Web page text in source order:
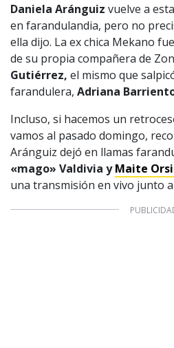
Daniela Aránguiz vuelve a
en farandulandia, pero no
ella dijo. La ex chica Mekano
de su propia compañera de
Gutiérrez, el mismo que
farandulera, Adriana
Incluso, si hacemos un
vamos al pasado domingo,
Aránguiz dejó en llamas
«mago» Valdivia yMaite
una transmisión en vivo junto